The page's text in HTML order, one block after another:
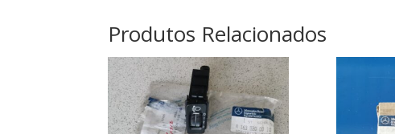
Produtos Relacionados